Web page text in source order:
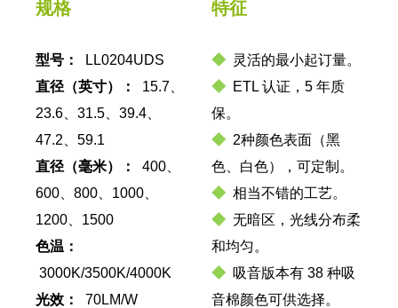
规格
型号：
LL0204UDS
直径（英寸）： 15.7、
23.6、31.5、39.4、
47.2、59.1
直径（毫米）： 400、
600、800、1000、
1200、1500
色温：
3000K/3500K/4000K
光效： 70LM/W
特征
◆灵活的最小起订量。
◆ETL 认证，5 年质
保。
◆2种颜色表面（黑
色、白色），可定制。
◆相当不错的工艺。
◆无暗区，光线分布柔
和均匀。
◆吸音版本有 38 种吸
音棉颜色可供选择。